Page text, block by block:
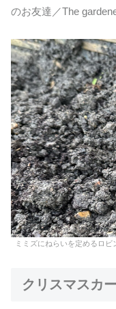
のお友達／The
ミミズにねらいを定めるロビ
クリスマスカ